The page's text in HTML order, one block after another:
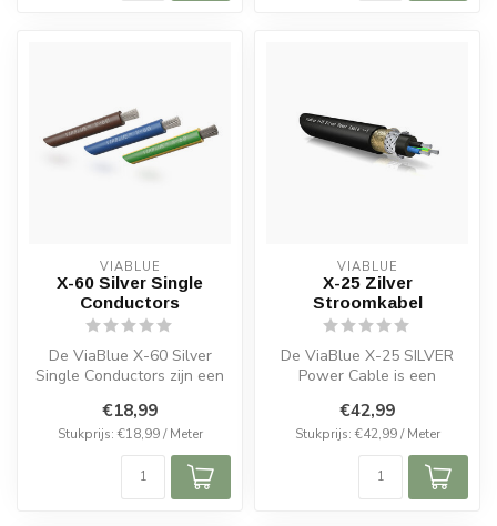
VIABLUE
X-60 Silver Single
Conductors
De ViaBlue X-60 Silver
Single Conductors zijn een
binnenbekab...
€18,99
Stukprijs: €18,99 / Meter
VIABLUE
X-25 Zilver
Stroomkabel
De ViaBlue X-25 SILVER
Power Cable is een
iedereen die...
€42,99
Stukprijs: €42,99 / Meter